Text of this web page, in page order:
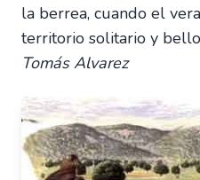
la berrea, cuando el
territorio solitario y
Tomás Alvarez